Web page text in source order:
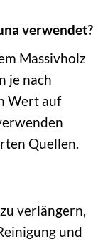
verwendet?
Massivholz
je nach
Wert auf
Quellen.
verlängern,
und